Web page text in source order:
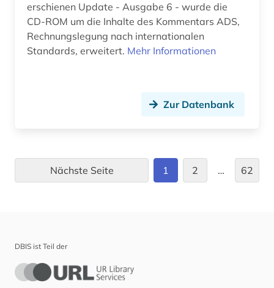
deutschland handelsmarke (1)
deutschland statistik (1)
deutschsprachiger raum (1)
erschienen Update - Ausgabe 6 - wurde die
CD-ROM um die Inhalte des Kommentars ADS,
Rechnungslegung nach internationalen
Standards, erweitert. Mehr Informationen
Zur Datenbank
Nächste Seite 1 2 … 62
DBIS ist Teil der